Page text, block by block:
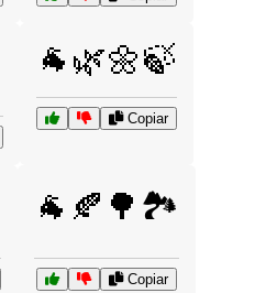
🐐🌿🌼🍃
Copiar
🐐🍂🌳🏞️
Copiar